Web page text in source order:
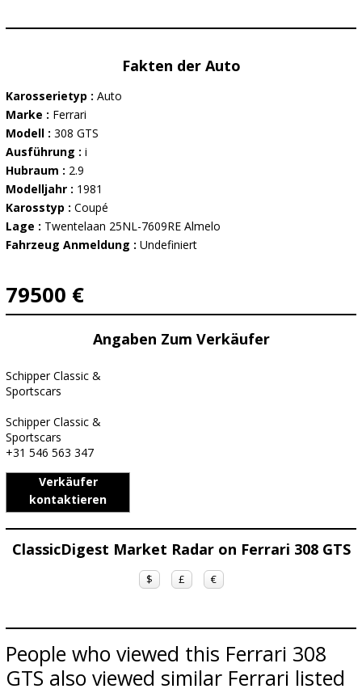
Fakten der Auto
Karosserietyp : Auto
Marke : Ferrari
Modell : 308 GTS
Ausführung : i
Hubraum : 2.9
Modelljahr : 1981
Karosstyp : Coupé
Lage : Twentelaan 25NL-7609RE Almelo
Fahrzeug Anmeldung : Undefiniert
79500 €
Angaben Zum Verkäufer
Schipper Classic &
Sportscars
Schipper Classic &
Sportscars
+31 546 563 347
Verkäufer
kontaktieren
ClassicDigest Market Radar on Ferrari 308 GTS
$ £ €
People who viewed this Ferrari 308
GTS also viewed similar Ferrari listed